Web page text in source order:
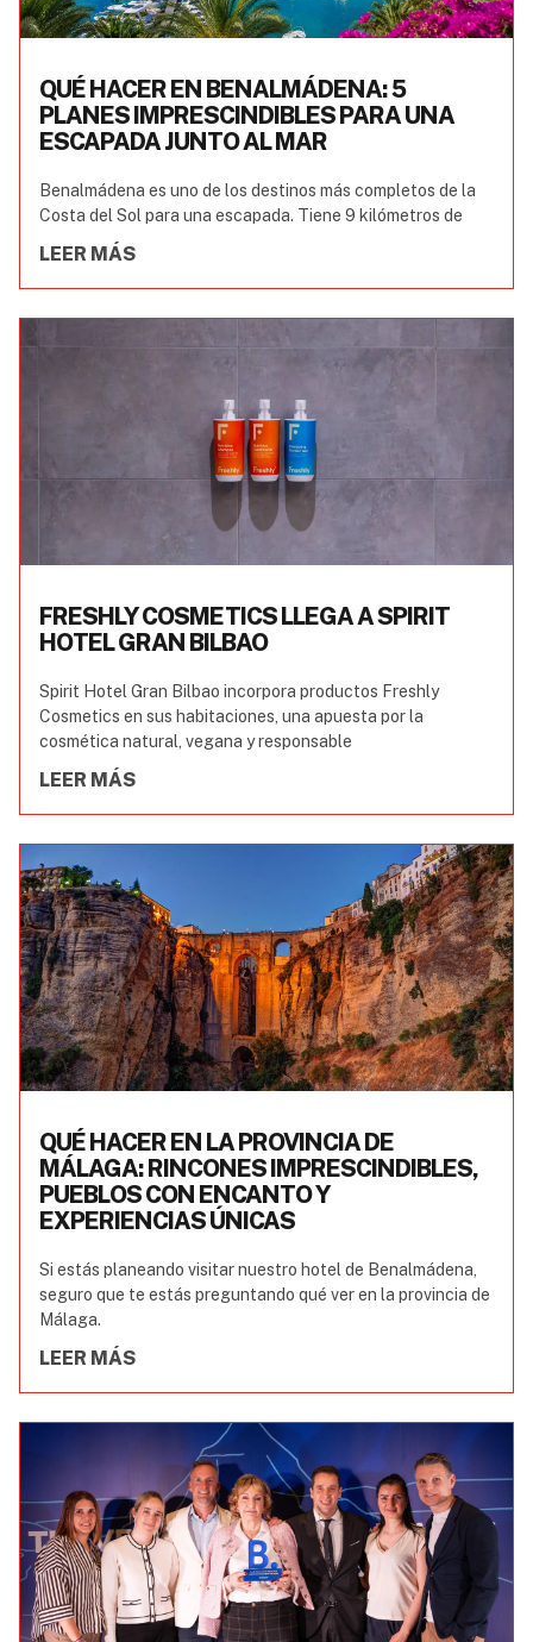
QUÉ HACER EN BENALMÁDENA: 5
PLANES IMPRESCINDIBLES PARA UNA
ESCAPADA JUNTO AL MAR
Benalmádena es uno de los destinos más completos de la
Costa del Sol para una escapada. Tiene 9 kilómetros de
LEER MÁS
FRESHLY COSMETICS LLEGA A SPIRIT
HOTEL GRAN BILBAO
Spirit Hotel Gran Bilbao incorpora productos Freshly
Cosmetics en sus habitaciones, una apuesta por la
cosmética natural, vegana y responsable
LEER MÁS
QUÉ HACER EN LA PROVINCIA DE
MÁLAGA: RINCONES IMPRESCINDIBLES,
PUEBLOS CON ENCANTO Y
EXPERIENCIAS ÚNICAS
Si estás planeando visitar nuestro hotel de Benalmádena,
seguro que te estás preguntando qué ver en la provincia de
Málaga.
LEER MÁS